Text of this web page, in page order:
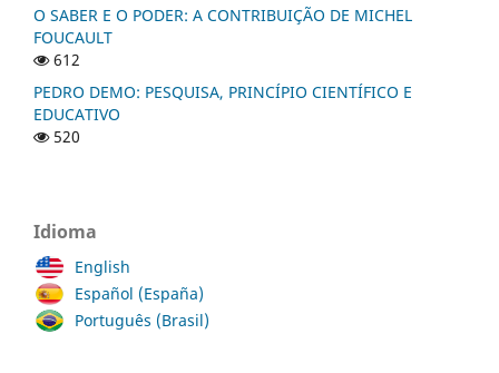
O SABER E O PODER: A CONTRIBUIÇÃO DE MICHEL
FOUCAULT
612
PEDRO DEMO: PESQUISA, PRINCÍPIO CIENTÍFICO E
EDUCATIVO
520
Idioma
English
Español (España)
Português (Brasil)